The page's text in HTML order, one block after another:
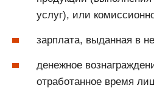
услуг), или
зарплата, выданная в
денежное
отработанное время